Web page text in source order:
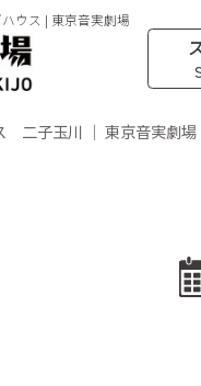
ウス | 東京音実劇場
二子玉川 ｜ 東京音実劇場